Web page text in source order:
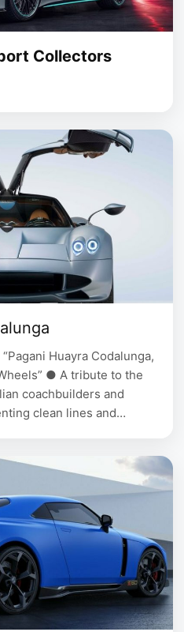
Collectors
Huayra Codalunga,
● A tribute to the
coachbuilders and
clean lines and
made examples, all sold-